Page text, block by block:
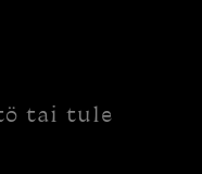
tai tule